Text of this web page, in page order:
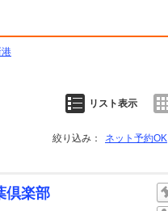
リスト表示
絞り込み： ネット予約OK
倶楽部